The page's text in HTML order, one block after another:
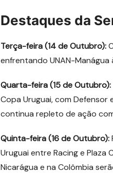
Destaques da
Terça-feira (14 de Outubro):
enfrentando UNAN-Manágua
Quarta-feira (15 de Outubro):
Copa Uruguai, com Defensor
continua repleto de ação
Quinta-feira (16 de Outubro):
Uruguai entre Racing e Plaza
Nicarágua e na Colômbia